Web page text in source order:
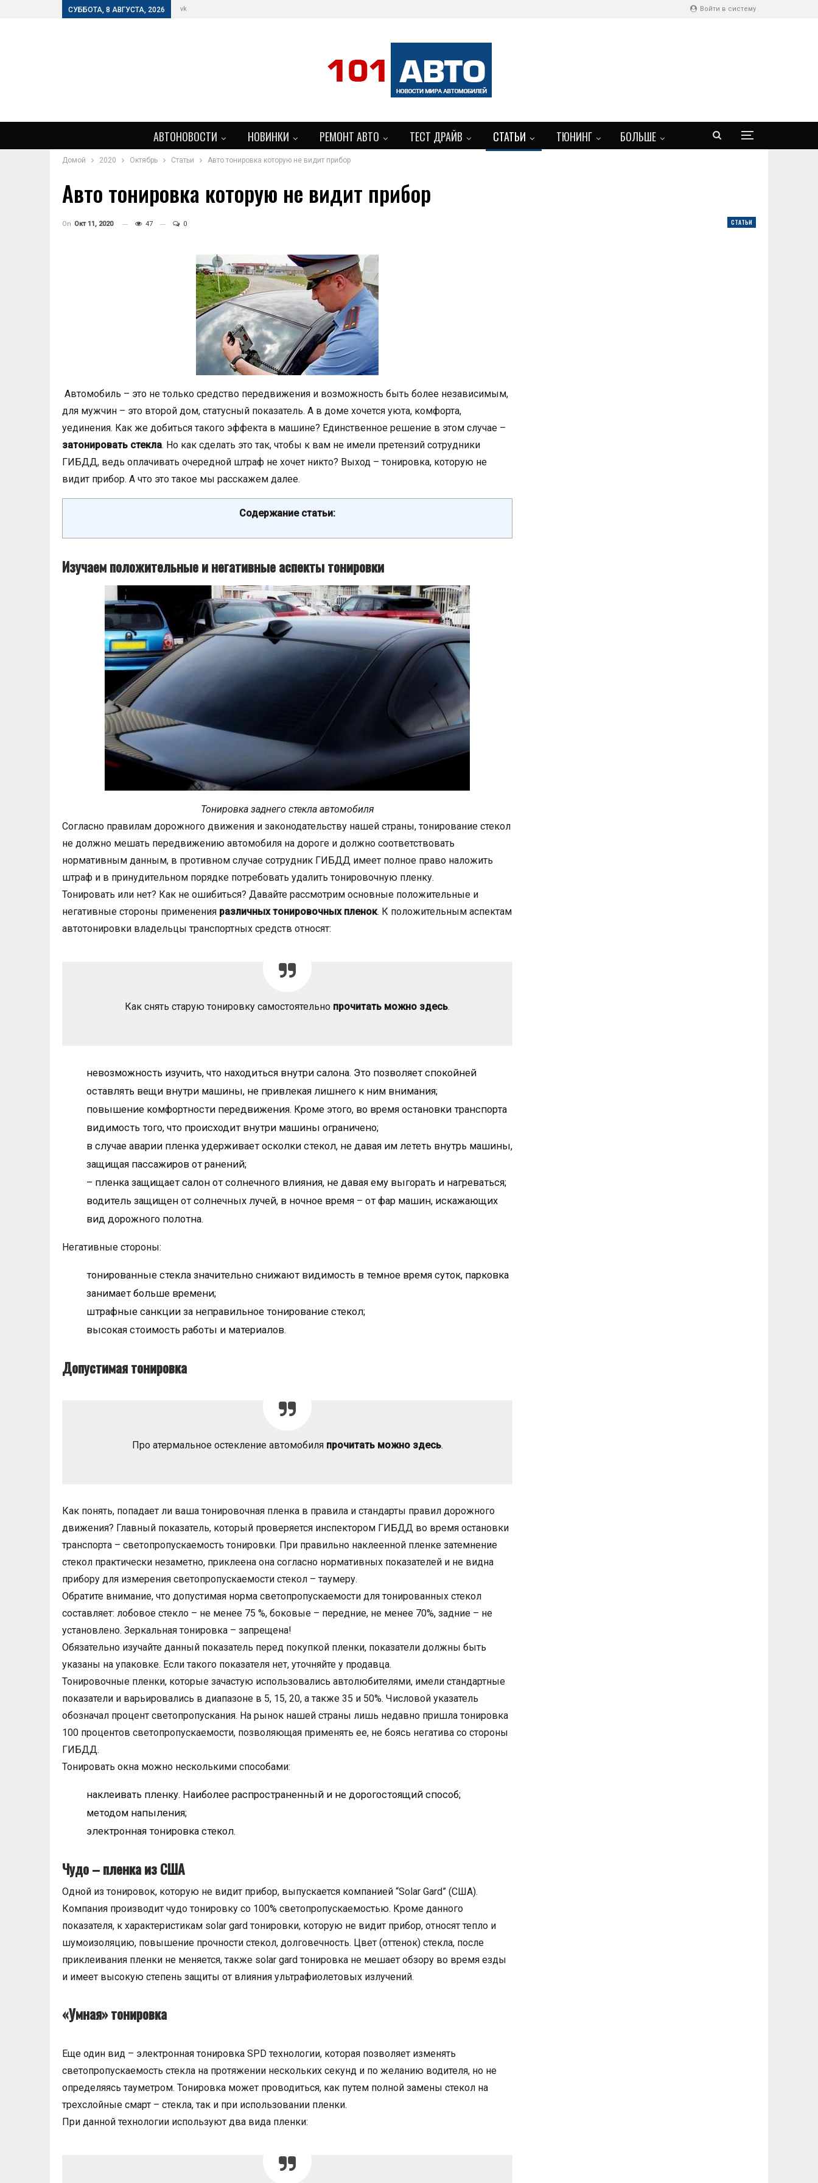
Войти в систему
СУББОТА, 8 АВГУСТА, 2026 vk
АВТОНОВОСТИ НОВИНКИ РЕМОНТ АВТО ТЕСТ ДРАЙВ СТАТЬИ ТЮНИНГ БОЛЬШЕ
Домой 2020 Октябрь Статьи Авто тонировка которую не видит прибор
Авто тонировка которую не видит прибор
СТАТЬИ
On Окт 11, 2020 47 0
Автомобиль – это не только средство передвижения и возможность быть более независимым,
для мужчин – это второй дом, статусный показатель. А в доме хочется уюта, комфорта,
уединения. Как же добиться такого эффекта в машине? Единственное решение в этом случае –
затонировать стекла. Но как сделать это так, чтобы к вам не имели претензий сотрудники
ГИБДД, ведь оплачивать очередной штраф не хочет никто? Выход – тонировка, которую не
видит прибор. А что это такое мы расскажем далее.
Содержание статьи:
Изучаем положительные и негативные аспекты тонировки
Тонировка заднего стекла автомобиля
Согласно правилам дорожного движения и законодательству нашей страны, тонирование стекол
не должно мешать передвижению автомобиля на дороге и должно соответствовать
нормативным данным, в противном случае сотрудник ГИБДД имеет полное право наложить
штраф и в принудительном порядке потребовать удалить тонировочную пленку.
Тонировать или нет? Как не ошибиться? Давайте рассмотрим основные положительные и
негативные стороны применения различных тонировочных пленок. К положительным аспектам
автотонировки владельцы транспортных средств относят:
Как снять старую тонировку самостоятельно прочитать можно здесь.
невозможность изучить, что находиться внутри салона. Это позволяет спокойней
оставлять вещи внутри машины, не привлекая лишнего к ним внимания;
повышение комфортности передвижения. Кроме этого, во время остановки транспорта
видимость того, что происходит внутри машины ограничено;
в случае аварии пленка удерживает осколки стекол, не давая им лететь внутрь машины,
защищая пассажиров от ранений;
– пленка защищает салон от солнечного влияния, не давая ему выгорать и нагреваться;
водитель защищен от солнечных лучей, в ночное время – от фар машин, искажающих
вид дорожного полотна.
Негативные стороны:
тонированные стекла значительно снижают видимость в темное время суток, парковка
занимает больше времени;
штрафные санкции за неправильное тонирование стекол;
высокая стоимость работы и материалов.
Допустимая тонировка
Про атермальное остекление автомобиля прочитать можно здесь.
Как понять, попадает ли ваша тонировочная пленка в правила и стандарты правил дорожного
движения? Главный показатель, который проверяется инспектором ГИБДД во время остановки
транспорта – светопропускаемость тонировки. При правильно наклеенной пленке затемнение
стекол практически незаметно, приклеена она согласно нормативных показателей и не видна
прибору для измерения светопропускаемости стекол – таумеру.
Обратите внимание, что допустимая норма светопропускаемости для тонированных стекол
составляет: лобовое стекло – не менее 75 %, боковые – передние, не менее 70%, задние – не
установлено. Зеркальная тонировка – запрещена!
Обязательно изучайте данный показатель перед покупкой пленки, показатели должны быть
указаны на упаковке. Если такого показателя нет, уточняйте у продавца.
Тонировочные пленки, которые зачастую использовались автолюбителями, имели стандартные
показатели и варьировались в диапазоне в 5, 15, 20, а также 35 и 50%. Числовой указатель
обозначал процент светопропускания. На рынок нашей страны лишь недавно пришла тонировка
100 процентов светопропускаемости, позволяющая применять ее, не боясь негатива со стороны
ГИБДД.
Тонировать окна можно несколькими способами:
наклеивать пленку. Наиболее распространенный и не дорогостоящий способ;
методом напыления;
электронная тонировка стекол.
Чудо – пленка из США
Одной из тонировок, которую не видит прибор, выпускается компанией “Solar Gard” (США).
Компания производит чудо тонировку со 100% светопропускаемостью. Кроме данного
показателя, к характеристикам solar gard тонировки, которую не видит прибор, относят тепло и
шумоизоляцию, повышение прочности стекол, долговечность. Цвет (оттенок) стекла, после
приклеивания пленки не меняется, также solar gard тонировка не мешает обзору во время езды
и имеет высокую степень защиты от влияния ультрафиолетовых излучений.
«Умная» тонировка
Еще один вид – электронная тонировка SPD технологии, которая позволяет изменять
светопропускаемость стекла на протяжении нескольких секунд и по желанию водителя, но не
определяясь тауметром. Тонировка может проводиться, как путем полной замены стекол на
трехслойные смарт – стекла, так и при использовании пленки.
При данной технологии используют два вида пленки: